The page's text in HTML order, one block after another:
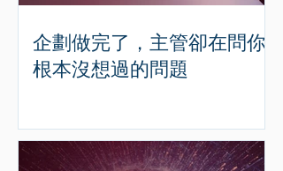
企劃做完了，主管卻在問你
根本沒想過的問題